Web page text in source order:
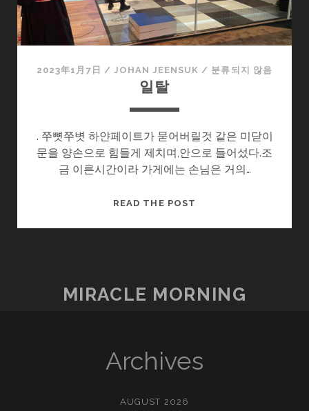
2023年1月7日 / JOHAN JEENSUK / 분류되지 않음
일탈
. 쭈뼛쭈볏 하얀페이트가 묻어버릴것 같은 미닫이
문을 양손으로 힘들게 제치며,안으로 들어섰다.조
금 이른시간이라 가게에는 손님은 거의…
READ THE POST
MIRACLE MORNING
Archives
AUGUST 2026